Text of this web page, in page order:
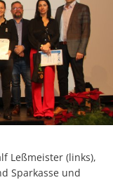
Leßmeister (links),
Sparkasse und